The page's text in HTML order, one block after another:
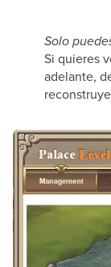
Solo
Si quieres
adelante,